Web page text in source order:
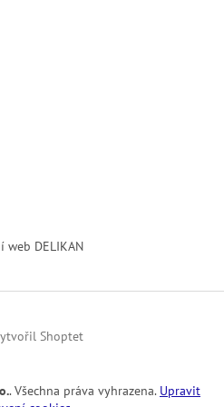
web DELIKAN
Shoptet
. Všechna práva vyhrazena. Upravit